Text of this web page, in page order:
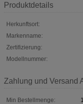
Produktdetails
Herkunftsort:
Markenname:
Zertifizierung:
Modellnummer:
Zahlung und Versand
Min Bestellmenge: